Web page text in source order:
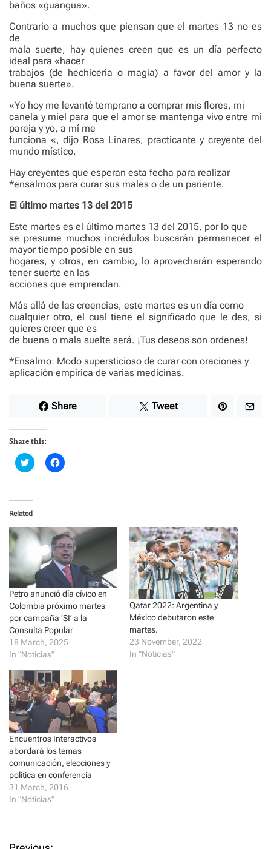
baños «guangua».
Contrario a muchos que piensan que el martes 13 no es
de
mala suerte, hay quienes creen que es un día perfecto
ideal para «hacer
trabajos (de hechicería o magia) a favor del amor y la
buena suerte».
«Yo hoy me levanté temprano a comprar mis flores, mi
canela y miel para que el amor se mantenga vivo entre mi
pareja y yo, a mí me
funciona «, dijo Rosa Linares, practicante y creyente del
mundo místico.
Hay creyentes que esperan esta fecha para realizar
*ensalmos para curar sus males o de un pariente.
El último martes 13 del 2015
Este martes es el último martes 13 del 2015, por lo que
se presume muchos incrédulos buscarán permanecer el
mayor tiempo posible en sus
hogares, y otros, en cambio, lo aprovecharán esperando
tener suerte en las
acciones que emprendan.
Más allá de las creencias, este martes es un día como
cualquier otro, el cual tiene el significado que le des, si
quieres creer que es
de buena o mala suelte será. ¡Tus deseos son ordenes!
*Ensalmo: Modo supersticioso de curar con oraciones y
aplicación empírica de varias medicinas.
Share Tweet
Share this:
C
l
t
o
s
a
r
n
T
w
i
t
t
e
r
(
O
p
e
n
i
n
n
e
w
w
i
d
o
w
)
C
l
a
r
e
o
n
F
a
c
e
b
o
o
k
(
O
s
n
n
e
w
w
i
n
d
o
w
)
Related
Petro anunció día cívico en
Colombia próximo martes
por campaña ‘SI’ a la
Consulta Popular
18 March, 2025
In "Noticias"
Qatar 2022: Argentina y
México debutaron este
martes.
23 November, 2022
In "Noticias"
Encuentros Interactivos
abordará los temas
comunicación, elecciones y
política en conferencia
31 March, 2016
In "Noticias"